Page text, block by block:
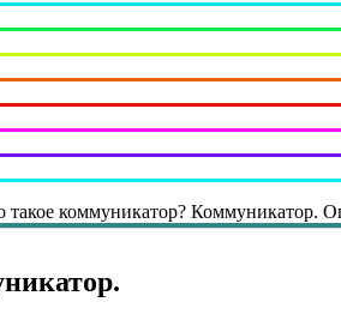
такое коммуникатор? Коммуникатор.